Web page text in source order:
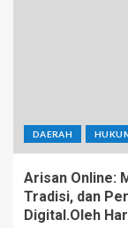
DAERAH
Arisan Online:
Tradisi, dan
Digital.Oleh